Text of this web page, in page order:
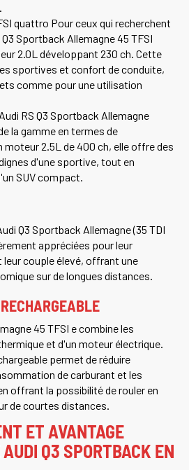
quattro Pour ceux qui recherchent
Sportback Allemagne 45 TFSI
2.0L développant 230 ch. Cette
sportives et confort de conduite,
comme pour une utilisation
RS Q3 Sportback Allemagne
la gamme en termes de
2.5L de 400 ch, elle offre des
d'une sportive, tout en
SUV compact.
Q3 Sportback Allemagne (35 TDI
appréciées pour leur
couple élevé, offrant une
sur de longues distances.
45 TFSI e combine les
et d'un moteur électrique.
permet de réduire
de carburant et les
offrant la possibilité de rouler en
de courtes distances.
ET AVANTAGE
Q3 SPORTBACK EN